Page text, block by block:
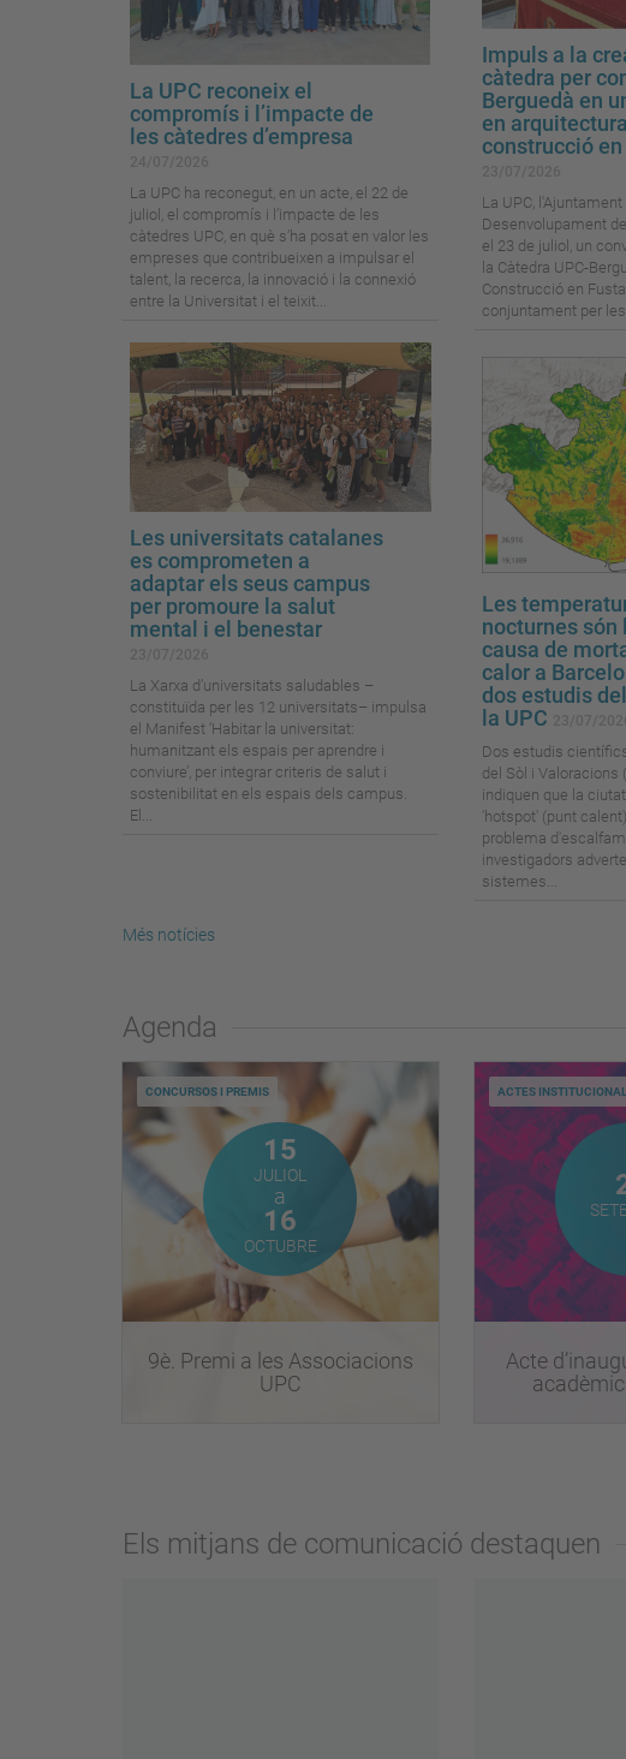
La UPC reconeix el
compromís i l’impacte de
les càtedres d’empresa
La UPC ha reconegut, en un acte, el 22 de
juliol, el compromís i l’impacte de les
càtedres UPC, en què s’ha posat en valor les
empreses que contribueixen a impulsar el
talent, la recerca, la innovació i la connexió
entre la Universitat i el teixit...
Les universitats catalanes
es comprometen a
adaptar els seus campus
per promoure la salut
mental i el benestar
La Xarxa d’universitats saludables –
constituïda per les 12 universitats– impulsa
el Manifest ‘Habitar la universitat:
humanitzant els espais per aprendre i
conviure’, per integrar criteris de salut i
sostenibilitat en els espais dels campus.
El...
Impuls a la
càtedra per
Berguedà en
en
construcció
La UPC,
Desenvolupament
el 23 de juliol, un
la Càtedra UPC-
Construcció en
conjuntament per
Les
nocturnes són
causa de
calor a
dos estudis
la UPC
Dos estudis
del Sòl i Valoracions
indiquen que la
'hotspot' (punt
problema
investigadors
sistemes...
Més notícies
Agenda
15 Juliol
JULIOL
a
16 Octubre
OCTUBRE
9è. Premi a les Associacions
UPC
CONCURSOS I PREMIS
Acte
ACTES
Els mitjans de comunicació destaquen